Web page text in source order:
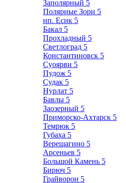
Заполярный 5
Полярные Зори 5
нп. Есик 5
Бакал 5
Прохладный 5
Светлоград 5
Константиновск 5
Суоярви 5
Пудож 5
Судак 5
Нурлат 5
Бавлы 5
Заозерный 5
Приморско-Ахтарск 5
Темрюк 5
Губаха 5
Верещагино 5
Арсеньев 5
Большой Камень 5
Бирюч 5
Грайворон 5